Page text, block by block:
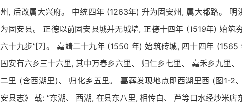
州, 后改属大兴府。 中统四年 (1263年) 升为固安州, 属大都路。 明
为固安县。 正德以前固安县城并无城墙, 正德十四年 (1519年) 始筑
六十九步”[7]。 嘉靖二十九年 (1550 年) 始筑砖城, 四十四年 (1565
固安有六乡三十六里, 其中万春乡六里、 归仁乡七里、 嘉禾乡九里、
二里 (含西湖里)、 归化乡五里。 墓葬发现地点即西湖里西 (图1-2
安县志》 载: “东湖、 西湖, 在县东八里, 相传白、 芦等口水经炒米店